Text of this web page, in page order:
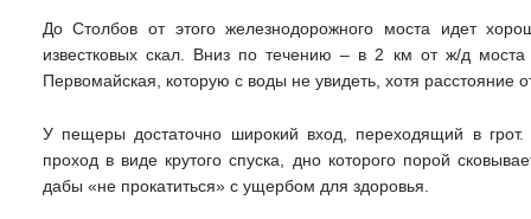
До Столбов от этого железнодорожного моста идет
известковых скал. Вниз по течению – в 2 км от ж/д
Первомайская, которую с воды не увидеть, хотя расстояние
У пещеры достаточно широкий вход, переходящий в
проход в виде крутого спуска, дно которого порой
дабы «не прокатиться» с ущербом для здоровья.